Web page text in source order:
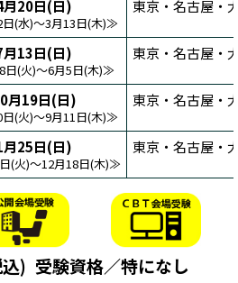
月20日(日)
(水)～3月13日(木)≫
東京・名古屋・
月13日(日)
(火)～6月5日(木)≫
東京・名古屋・
月19日(日)
(火)～9月11日(木)≫
東京・名古屋・
月25日(日)
(火)～12月18日(木)≫
東京・名古屋・
) 受験資格／特になし